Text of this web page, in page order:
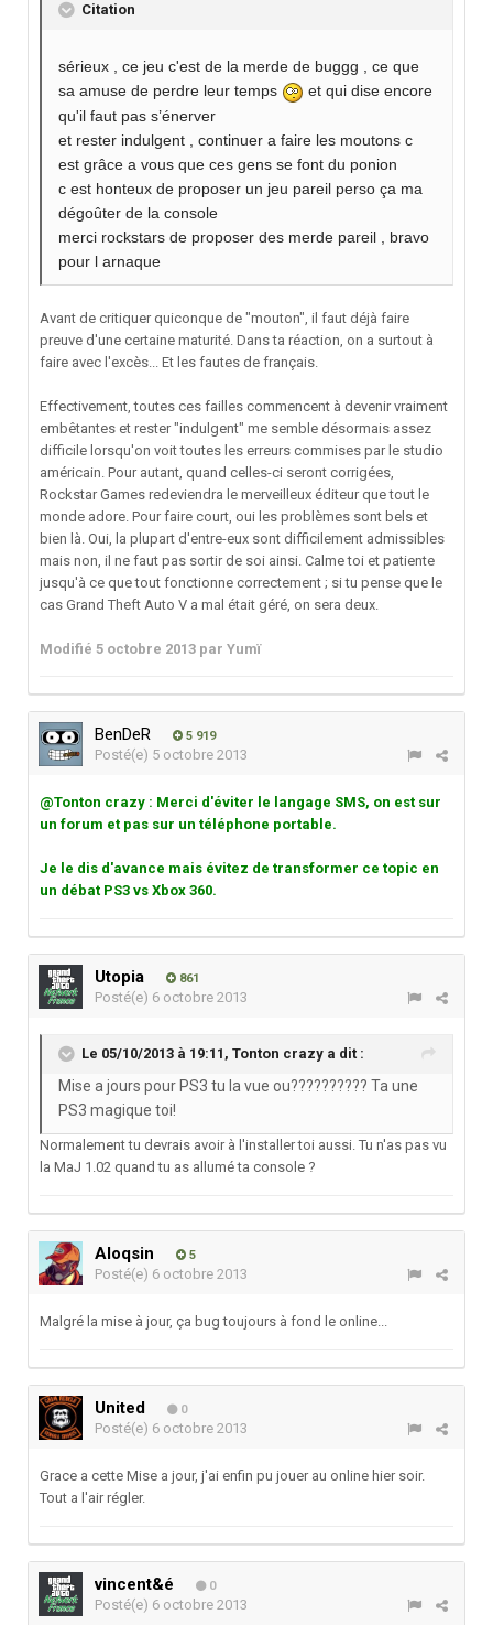
Citation
sérieux , ce jeu c'est de la merde de buggg , ce que
sa amuse de perdre leur temps
et qui dise encore
qu'il faut pas s’énerver
et rester indulgent , continuer a faire les moutons c
est grâce a vous que ces gens se font du ponion
c est honteux de proposer un jeu pareil perso ça ma
dégoûter de la console
merci rockstars de proposer des merde pareil , bravo
pour l arnaque
Avant de critiquer quiconque de "mouton", il faut déjà faire
preuve d'une certaine maturité. Dans ta réaction, on a surtout à
faire avec l'excès... Et les fautes de français.
Effectivement, toutes ces failles commencent à devenir vraiment
embêtantes et rester "indulgent" me semble désormais assez
difficile lorsqu'on voit toutes les erreurs commises par le studio
américain. Pour autant, quand celles-ci seront corrigées,
Rockstar Games redeviendra le merveilleux éditeur que tout le
monde adore. Pour faire court, oui les problèmes sont bels et
bien là. Oui, la plupart d'entre-eux sont difficilement admissibles
mais non, il ne faut pas sortir de soi ainsi. Calme toi et patiente
jusqu'à ce que tout fonctionne correctement ; si tu pense que le
cas Grand Theft Auto V a mal était géré, on sera deux.
Modifié 5 octobre 2013 par Yumï
BenDeR 5 919
Posté(e) 5 octobre 2013
@Tonton crazy : Merci d'éviter le langage SMS, on est sur
un forum et pas sur un téléphone portable.
Je le dis d'avance mais évitez de transformer ce topic en
un débat PS3 vs Xbox 360.
Utopia 861
Posté(e) 6 octobre 2013
Le 05/10/2013 à 19:11, Tonton crazy a dit :
Mise a jours pour PS3 tu la vue ou?????????? Ta une
PS3 magique toi!
Normalement tu devrais avoir à l'installer toi aussi. Tu n'as pas vu
la MaJ 1.02 quand tu as allumé ta console ?
Aloqsin 5
Posté(e) 6 octobre 2013
Malgré la mise à jour, ça bug toujours à fond le online...
United 0
Posté(e) 6 octobre 2013
Grace a cette Mise a jour, j'ai enfin pu jouer au online hier soir.
Tout a l'air régler.
vincent&é 0
Posté(e) 6 octobre 2013